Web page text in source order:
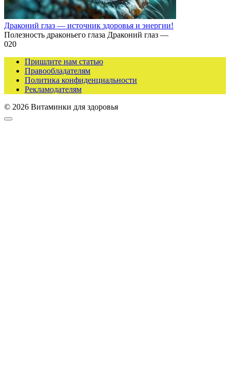
Драконий глаз — источник здоровья и энергии!
Полезность драконьего глаза Драконий глаз —
020
Пришлите нам статью
Правообладателям
Политика конфиденциальности
Рекламодателям
© 2026 Витаминки для здоровья